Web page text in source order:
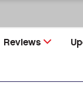
Reviews